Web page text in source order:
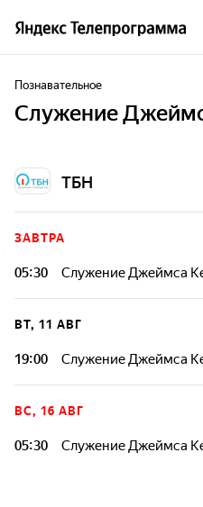
Познавательное
Служение
ТБН
ЗАВТРА
05:30 Служение Джеймса
ВТ, 11 АВГ
19:00 Служение Джеймса
ВС, 16 АВГ
05:30 Служение Джеймса